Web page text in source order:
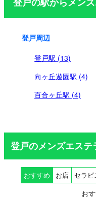
登戸周辺
登戸駅 (13)
向ヶ丘遊園駅 (4)
百合ヶ丘駅 (4)
登戸のメンズエステ
おすすめ お店 セラピ
お